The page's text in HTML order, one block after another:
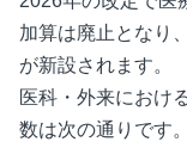
加算は廃止となり
が新設されます。
医科・外来におけ
数は次の通りです。